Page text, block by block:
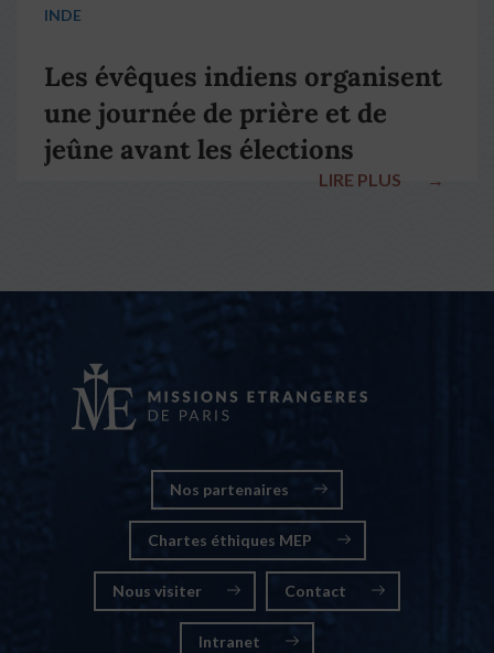
INDE
Les évêques indiens organisent
une journée de prière et de
jeûne avant les élections
LIRE PLUS →
Nos partenaires
Chartes éthiques MEP
Nous visiter Contact
Intranet